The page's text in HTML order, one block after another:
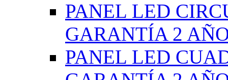
PANEL LED
GARANTÍA 2
PANEL LED